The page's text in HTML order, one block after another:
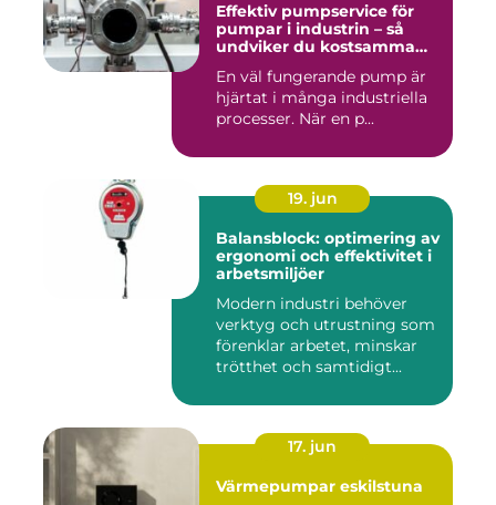
Effektiv pumpservice för
pumpar i industrin – så
undviker du kostsamma
En väl fungerande pump är
hjärtat i många industriella
processer. När en p...
19. jun
Balansblock: optimering av
ergonomi och effektivitet i
arbetsmiljöer
Modern industri behöver
verktyg och utrustning som
förenklar arbetet, minskar
trötthet och samtidigt...
17. jun
Värmepumpar eskilstuna